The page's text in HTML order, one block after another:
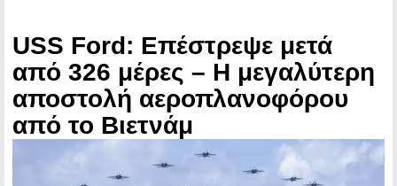
USS Ford: Επέστρεψε μετά
από 326 μέρες – Η μεγαλύτερη
αποστολή αεροπλανοφόρου
από το Βιετνάμ